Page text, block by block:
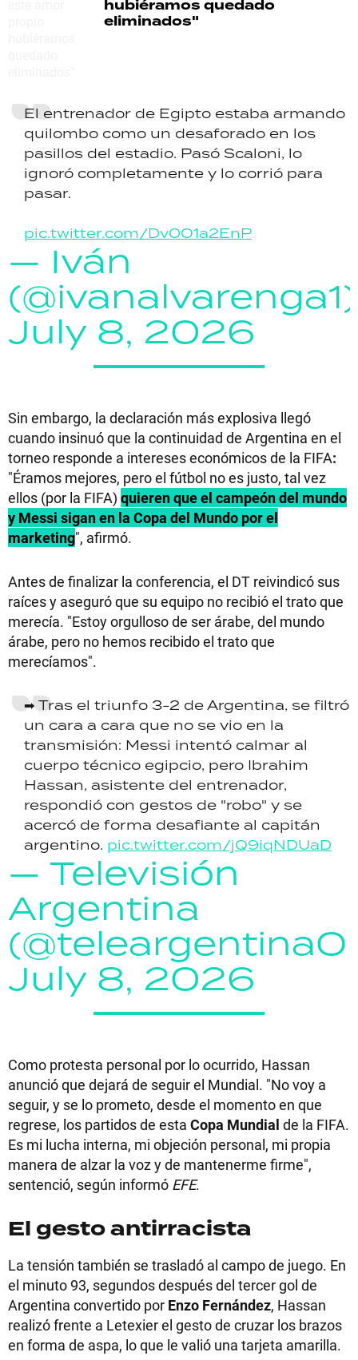
hubiéramos quedado
eliminados"
El entrenador de Egipto estaba armando
quilombo como un desaforado en los
pasillos del estadio. Pasó Scaloni, lo
ignoró completamente y lo corrió para
pasar.
pic.twitter.com/Dv0O1a2EnP
— Iván
(@ivanalvarenga1)
July 8, 2026
Sin embargo, la declaración más explosiva llegó
cuando insinuó que la continuidad de Argentina en el
torneo responde a intereses económicos de la FIFA:
"Éramos mejores, pero el fútbol no es justo, tal vez
ellos (por la FIFA) quieren que el campeón del mundo
y Messi sigan en la Copa del Mundo por el
marketing", afirmó.
Antes de finalizar la conferencia, el DT reivindicó sus
raíces y aseguró que su equipo no recibió el trato que
merecía. "Estoy orgulloso de ser árabe, del mundo
árabe, pero no hemos recibido el trato que
merecíamos".
➡ Tras el triunfo 3-2 de Argentina, se filtró
un cara a cara que no se vio en la
transmisión: Messi intentó calmar al
cuerpo técnico egipcio, pero Ibrahim
Hassan, asistente del entrenador,
respondió con gestos de "robo" y se
acercó de forma desafiante al capitán
argentino. pic.twitter.com/jQ9iqNDUaD
— Televisión
Argentina
July 8, 2026
Como protesta personal por lo ocurrido, Hassan
anunció que dejará de seguir el Mundial. "No voy a
seguir, y se lo prometo, desde el momento en que
regrese, los partidos de esta Copa Mundial de la FIFA.
Es mi lucha interna, mi objeción personal, mi propia
manera de alzar la voz y de mantenerme firme",
sentenció, según informó EFE.
El gesto antirracista
La tensión también se trasladó al campo de juego. En
el minuto 93, segundos después del tercer gol de
Argentina convertido por Enzo Fernández, Hassan
realizó frente a Letexier el gesto de cruzar los brazos
en forma de aspa, lo que le valió una tarjeta amarilla.